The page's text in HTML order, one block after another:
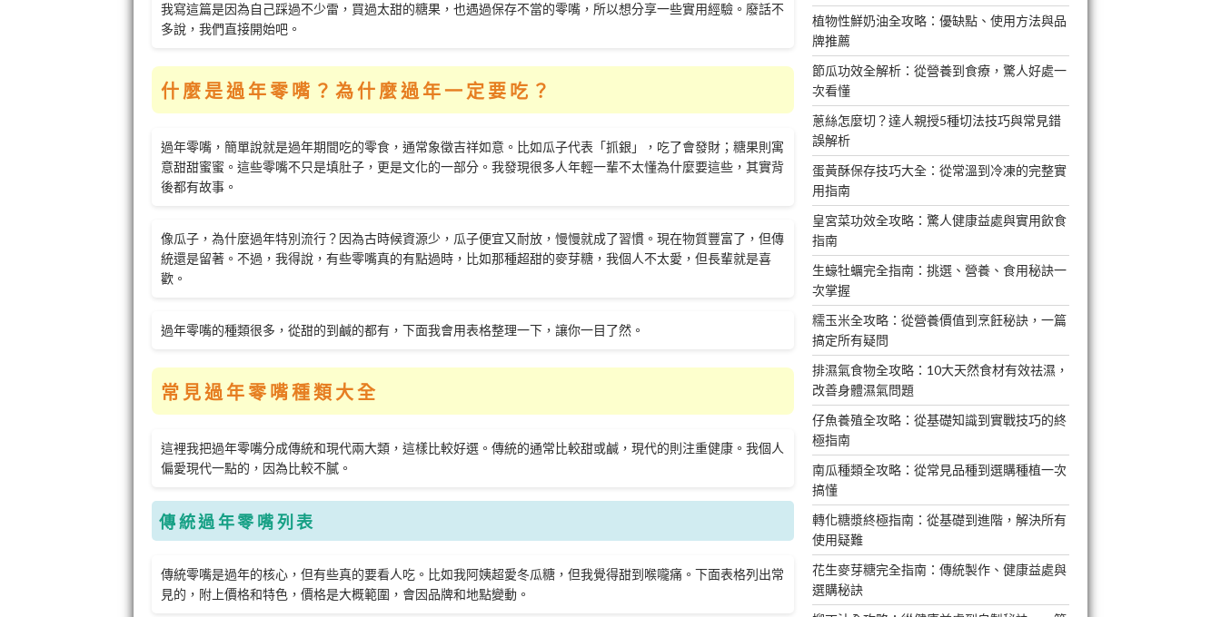
我寫這篇是因為自己踩過不少雷，買過太甜的糖果，也遇過保存不當的零嘴，所以想分享一些實用經驗。廢話不
多說，我們直接開始吧。
什麼是過年零嘴？為什麼過年一定要吃？
過年零嘴，簡單說就是過年期間吃的零食，通常象徵吉祥如意。比如瓜子代表「抓銀」，吃了會發財；糖果則寓
意甜甜蜜蜜。這些零嘴不只是填肚子，更是文化的一部分。我發現很多人年輕一輩不太懂為什麼要這些，其實背
後都有故事。
像瓜子，為什麼過年特別流行？因為古時候資源少，瓜子便宜又耐放，慢慢就成了習慣。現在物質豐富了，但傳
統還是留著。不過，我得說，有些零嘴真的有點過時，比如那種超甜的麥芽糖，我個人不太愛，但長輩就是喜
歡。
過年零嘴的種類很多，從甜的到鹹的都有，下面我會用表格整理一下，讓你一目了然。
常見過年零嘴種類大全
這裡我把過年零嘴分成傳統和現代兩大類，這樣比較好選。傳統的通常比較甜或鹹，現代的則注重健康。我個人
偏愛現代一點的，因為比較不膩。
傳統過年零嘴列表
傳統零嘴是過年的核心，但有些真的要看人吃。比如我阿姨超愛冬瓜糖，但我覺得甜到喉嚨痛。下面表格列出常
見的，附上價格和特色，價格是大概範圍，會因品牌和地點變動。
植物性鮮奶油全攻略：優缺點、使用方法與品
牌推薦
節瓜功效全解析：從營養到食療，驚人好處一
次看懂
蔥絲怎麼切？達人親授5種切法技巧與常見錯
誤解析
蛋黃酥保存技巧大全：從常溫到冷凍的完整實
用指南
皇宮菜功效全攻略：驚人健康益處與實用飲食
指南
生蠔牡蠣完全指南：挑選、營養、食用秘訣一
次掌握
糯玉米全攻略：從營養價值到烹飪秘訣，一篇
搞定所有疑問
排濕氣食物全攻略：10大天然食材有效祛濕，
改善身體濕氣問題
仔魚養殖全攻略：從基礎知識到實戰技巧的終
極指南
南瓜種類全攻略：從常見品種到選購種植一次
搞懂
轉化糖漿終極指南：從基礎到進階，解決所有
使用疑難
花生麥芽糖完全指南：傳統製作、健康益處與
選購秘訣